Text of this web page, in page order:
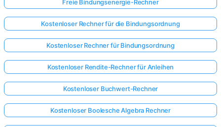
Freie Bindungsenergie-Rechner
Kostenloser Rechner für die Bindungsordnung
Kostenloser Rechner für Bindungsordnung
Kostenloser Rendite-Rechner für Anleihen
Kostenloser Buchwert-Rechner
Kostenloser Boolesche Algebra Rechner